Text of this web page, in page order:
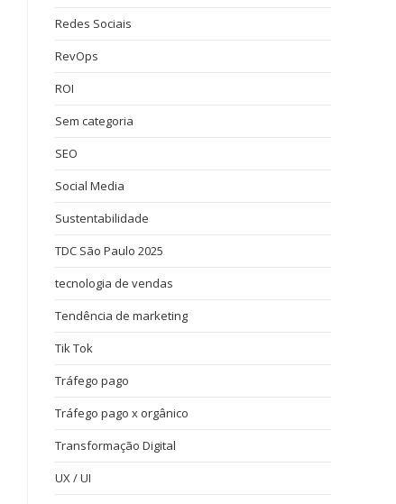
Redes Sociais
RevOps
ROI
Sem categoria
SEO
Social Media
Sustentabilidade
TDC São Paulo 2025
tecnologia de vendas
Tendência de marketing
Tik Tok
Tráfego pago
Tráfego pago x orgânico
Transformação Digital
UX / UI